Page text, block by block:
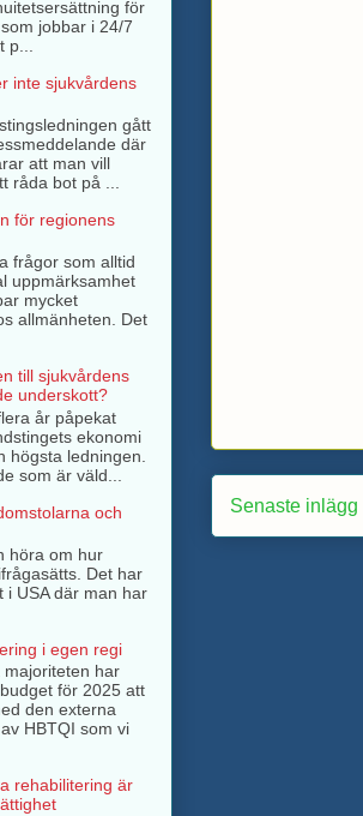
Senaste inlägg
för
jobbar i 24/7
p...
inte sjukvårdens
gått
där
att man vill
råda bot på ...
för regionens
frågor som alltid
uppmärksamhet
mycket
allmänheten. Det
till sjukvårdens
underskott?
år påpekat
ekonomi
högsta ledningen.
som är väld...
och
höra om hur
Det har
i USA där man har
i egen regi
majoriteten har
för 2025 att
den externa
HBTQI som vi
rehabilitering är